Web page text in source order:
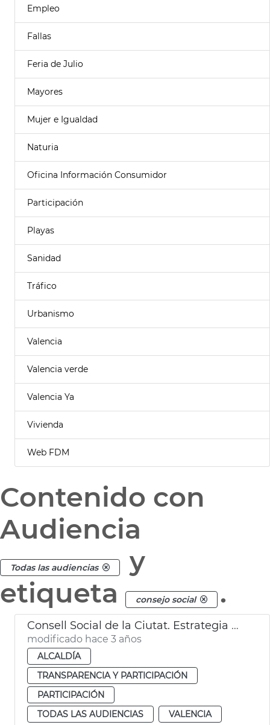
Empleo
Fallas
Feria de Julio
Mayores
Mujer e Igualdad
Naturia
Oficina Información Consumidor
Participación
Playas
Sanidad
Tráfico
Urbanismo
Valencia
Valencia verde
Valencia Ya
Vivienda
Web FDM
Contenido con
Audiencia
Todas las audiencias
y
etiqueta
consejo social .
Consell Social de la Ciutat. Estrategia València 2030
modificado hace 3 años
ALCALDÍA
TRANSPARENCIA Y PARTICIPACIÓN
PARTICIPACIÓN
TODAS LAS AUDIENCIAS
VALENCIA